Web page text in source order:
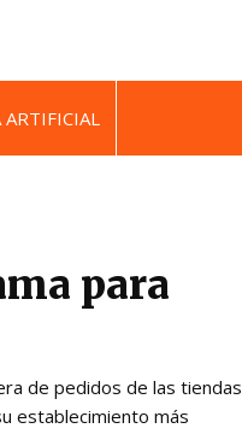
para
de pedidos de las tiendas
establecimiento más